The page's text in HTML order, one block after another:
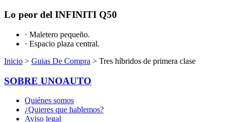
Lo peor del INFINITI Q50
· Maletero pequeño.
· Espacio plaza central.
Inicio > Guias De Compra > Tres híbridos de primera clase
SOBRE UNOAUTO
Quiénes somos
¿Quieres que hablemos?
Aviso legal